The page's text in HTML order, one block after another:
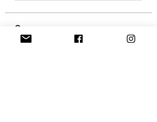
Over
Welkom in de groep! Hier kun je